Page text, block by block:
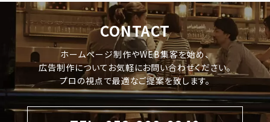
CONTACT
ホームページ制作やWEB集客を始め、
広告制作についてお気軽にお問い合わせください。
プロの視点で最適なご提案を致します。